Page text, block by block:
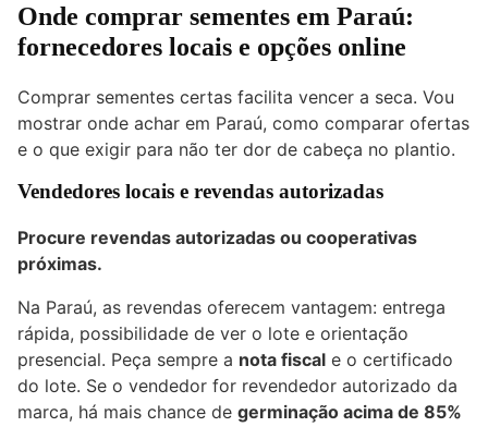
Onde comprar sementes em Paraú:
fornecedores locais e opções online
Comprar sementes certas facilita vencer a seca. Vou
mostrar onde achar em Paraú, como comparar ofertas
e o que exigir para não ter dor de cabeça no plantio.
Vendedores locais e revendas autorizadas
Procure revendas autorizadas ou cooperativas
próximas.
Na Paraú, as revendas oferecem vantagem: entrega
rápida, possibilidade de ver o lote e orientação
presencial. Peça sempre a nota fiscal e o certificado
do lote. Se o vendedor for revendedor autorizado da
marca, há mais chance de germinação acima de 85%